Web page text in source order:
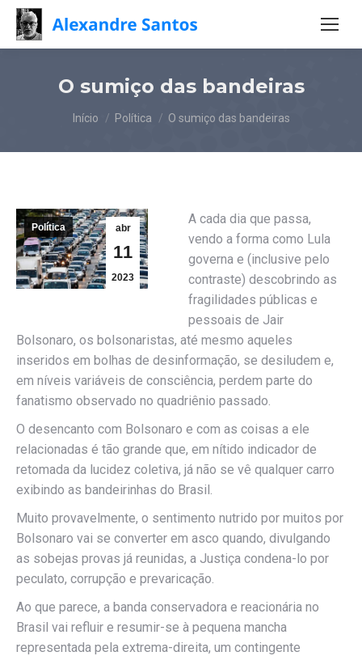
O sumiço das bandeiras
Você está aqui:
Início Política O sumiço das bandeiras
abr
11
2023
Política
A cada dia que passa,
vendo a forma como Lula
governa e (inclusive pelo
contraste) descobrindo as
fragilidades públicas e
pessoais de Jair
Bolsonaro, os bolsonaristas, até mesmo aqueles
inseridos em bolhas de desinformação, se desiludem e,
em níveis variáveis de consciência, perdem parte do
fanatismo observado no quadriênio passado.
O desencanto com Bolsonaro e com as coisas a ele
relacionadas é tão grande que, em nítido indicador de
retomada da lucidez coletiva, já não se vê qualquer carro
exibindo as bandeirinhas do Brasil.
Muito provavelmente, o sentimento nutrido por muitos por
Bolsonaro vai se converter em asco quando, divulgando
as sobejas provas já reunidas, a Justiça condena-lo por
peculato, corrupção e prevaricação.
Ao que parece, a banda conservadora e reacionária no
Brasil vai refluir e resumir-se à pequena mancha
representada pela extrema-direita, um contingente